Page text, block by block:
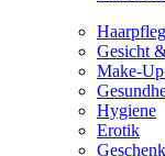
Gesicht
Make-
Hygiene
Erotik